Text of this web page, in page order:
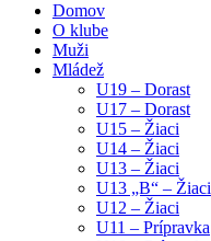
Domov
O klube
Muži
Mládež
U19 – Dorast
U17 – Dorast
U15 – Žiaci
U14 – Žiaci
U13 – Žiaci
U13 „B“ – Žiaci
U12 – Žiaci
U11 – Prípravka